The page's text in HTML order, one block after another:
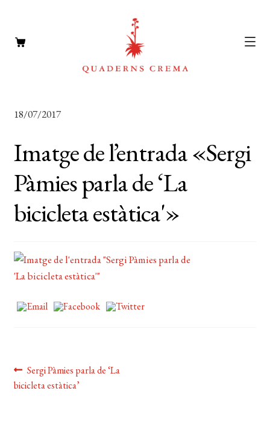
el
menú
NOTÍCIES
L’EDITORIAL
FOREIGN RIGHTS
CONTACTE
CERCAR
18/07/2017
Imatge de l’entrada «Sergi
Pàmies parla de ‘La
bicicleta estàtica'»
Navegació
d'entrades
Entrada
anterior:
Sergi Pàmies parla de ‘La
bicicleta estàtica’